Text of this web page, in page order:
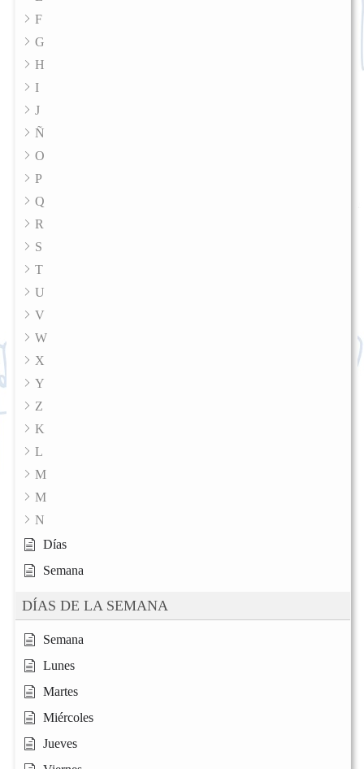
F
G
H
I
J
Ñ
O
P
Q
R
S
T
U
V
W
X
Y
Z
K
L
M
M
N
Días
Semana
DÍAS DE LA SEMANA
Semana
Lunes
Martes
Miércoles
Jueves